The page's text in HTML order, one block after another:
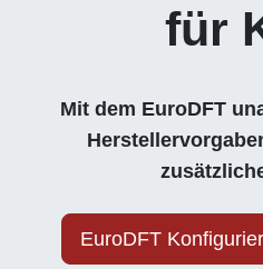
für
Mit dem EuroDFT
EuroDFT